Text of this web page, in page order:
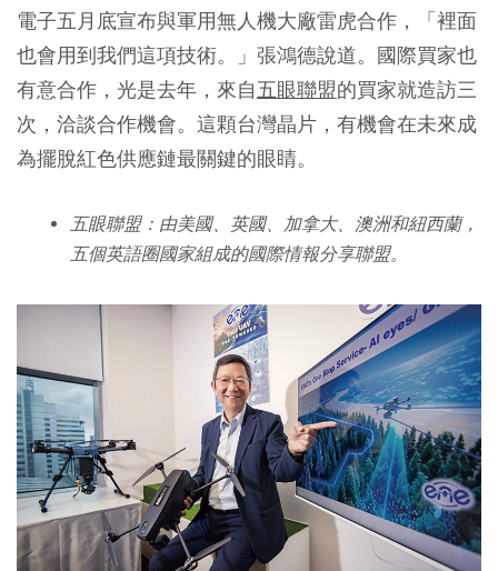
電子五月底宣布與軍用無人機大廠雷虎合作，「裡面
也會用到我們這項技術。」張鴻德說道。國際買家也
有意合作，光是去年，來自五眼聯盟的買家就造訪三
次，洽談合作機會。這顆台灣晶片，有機會在未來成
為擺脫紅色供應鏈最關鍵的眼睛。
五眼聯盟：由美國、英國、加拿大、澳洲和紐西蘭，
五個英語圈國家組成的國際情報分享聯盟。